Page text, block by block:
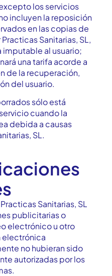
los servicios
incluyen la reposición
en las copias de
Sanitarias, SL,
al usuario;
una tarifa acorde a
de la recuperación,
del usuario.
sólo está
cuando la
debida a causas
SL.
Sanitarias, SL
publicitarias o
electrónico u otro
no hubieran sido
autorizadas por los